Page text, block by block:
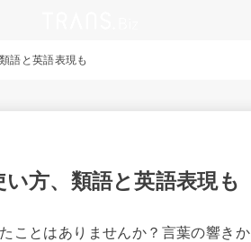
語と英語表現も
方、類語と英語表現も
ことはありませんか？言葉の響きか